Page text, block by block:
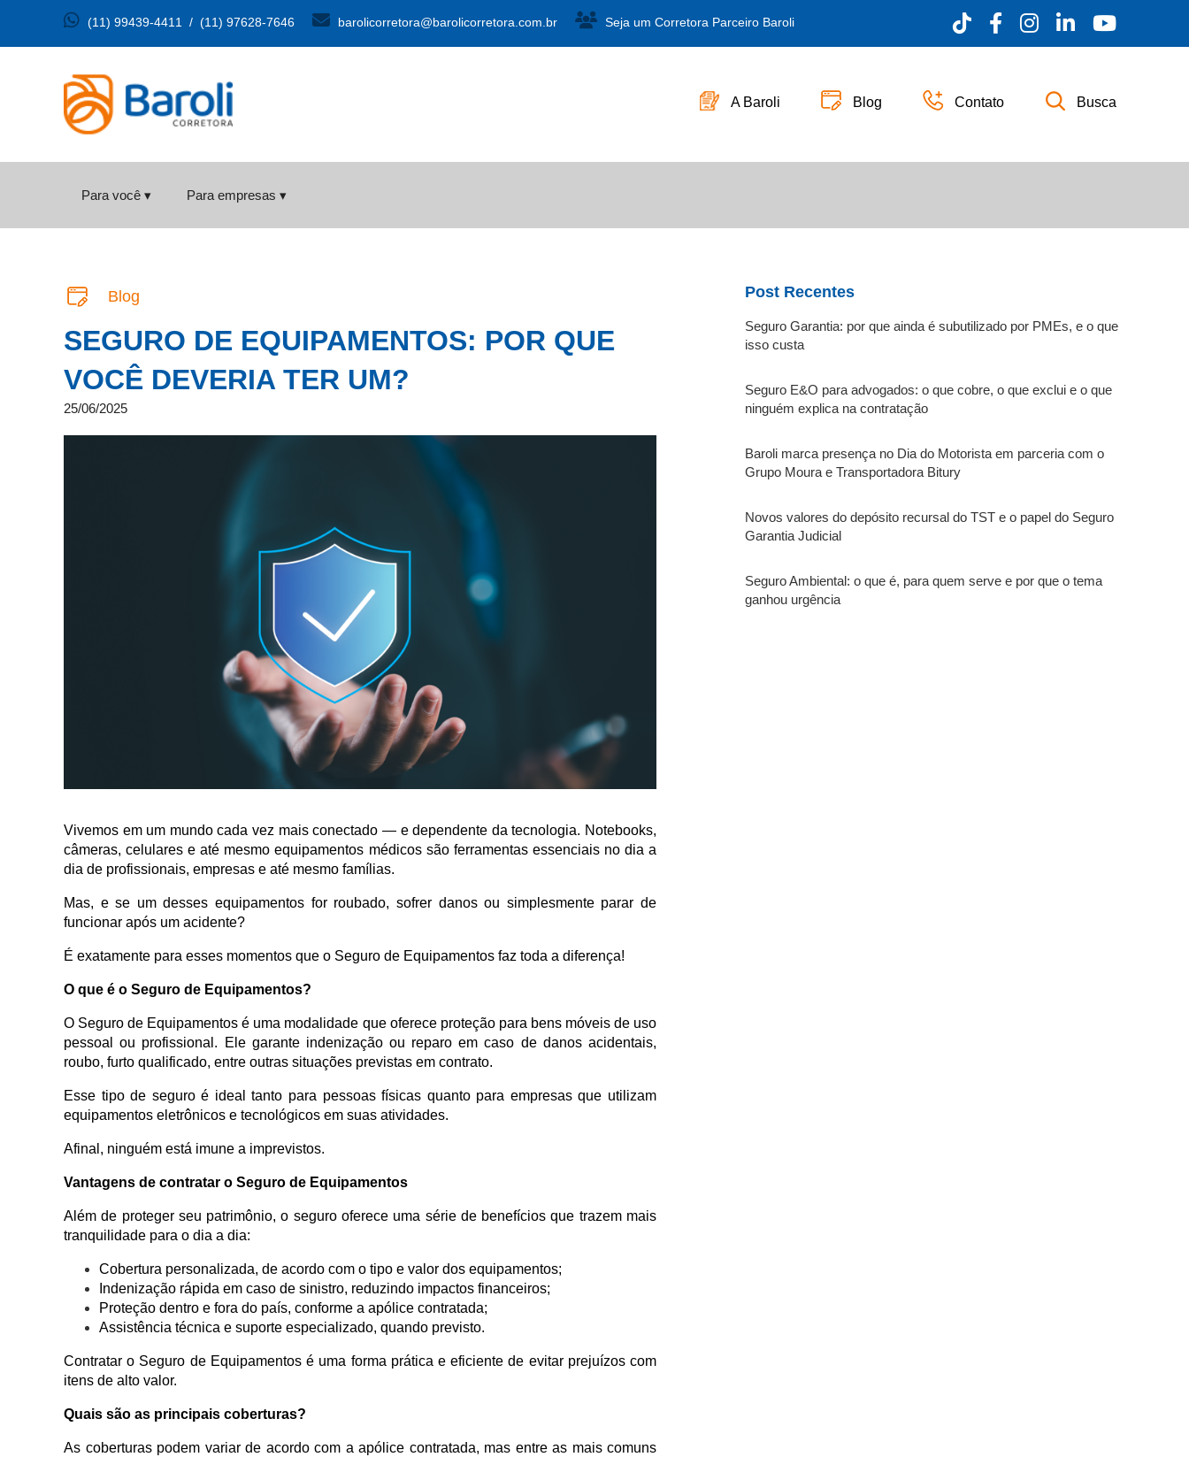
(11) 99439-4411 / (11) 97628-7646 barolicorretora@barolicorretora.com.br Seja um Corretora Parceiro Baroli
A Baroli Blog Contato Busca
Para você ▾ Para empresas ▾
Blog
SEGURO DE EQUIPAMENTOS: POR QUE
VOCÊ DEVERIA TER UM?
25/06/2025
Vivemos em um mundo cada vez mais conectado — e dependente da tecnologia. Notebooks,
câmeras, celulares e até mesmo equipamentos médicos são ferramentas essenciais no dia a
dia de profissionais, empresas e até mesmo famílias.
Mas, e se um desses equipamentos for roubado, sofrer danos ou simplesmente parar de
funcionar após um acidente?
É exatamente para esses momentos que o Seguro de Equipamentos faz toda a diferença!
O que é o Seguro de Equipamentos?
O Seguro de Equipamentos é uma modalidade que oferece proteção para bens móveis de uso
pessoal ou profissional. Ele garante indenização ou reparo em caso de danos acidentais,
roubo, furto qualificado, entre outras situações previstas em contrato.
Esse tipo de seguro é ideal tanto para pessoas físicas quanto para empresas que utilizam
equipamentos eletrônicos e tecnológicos em suas atividades.
Afinal, ninguém está imune a imprevistos.
Vantagens de contratar o Seguro de Equipamentos
Além de proteger seu patrimônio, o seguro oferece uma série de benefícios que trazem mais
tranquilidade para o dia a dia:
Cobertura personalizada, de acordo com o tipo e valor dos equipamentos;
Indenização rápida em caso de sinistro, reduzindo impactos financeiros;
Proteção dentro e fora do país, conforme a apólice contratada;
Assistência técnica e suporte especializado, quando previsto.
Contratar o Seguro de Equipamentos é uma forma prática e eficiente de evitar prejuízos com
itens de alto valor.
Quais são as principais coberturas?
As coberturas podem variar de acordo com a apólice contratada, mas entre as mais comuns
Post Recentes
Seguro Garantia: por que ainda é subutilizado por PMEs, e o que
isso custa
Seguro E&O para advogados: o que cobre, o que exclui e o que
ninguém explica na contratação
Baroli marca presença no Dia do Motorista em parceria com o
Grupo Moura e Transportadora Bitury
Novos valores do depósito recursal do TST e o papel do Seguro
Garantia Judicial
Seguro Ambiental: o que é, para quem serve e por que o tema
ganhou urgência